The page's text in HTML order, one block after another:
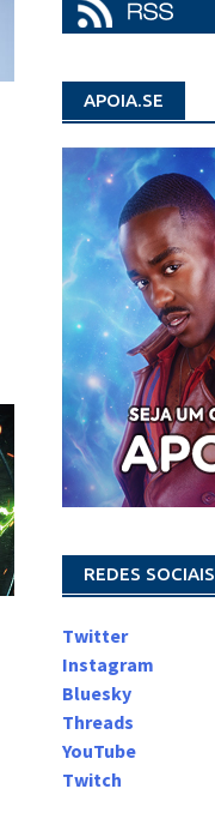
APOIA.SE
REDES SOCIAIS
Twitter
Instagram
Bluesky
Threads
YouTube
Twitch